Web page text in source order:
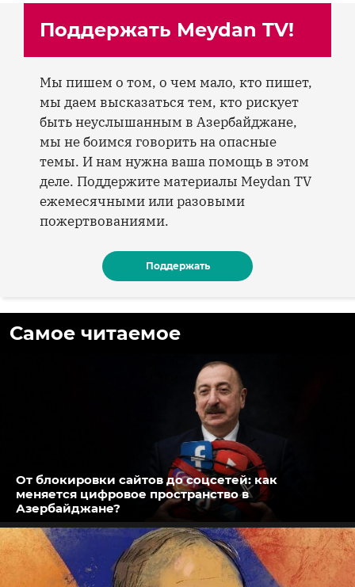
Поддержать Meydan TV!
Мы пишем о том, о чем мало, кто пишет,
мы даем высказаться тем, кто рискует
быть неуслышанным в Азербайджане,
мы не боимся говорить на опасные
темы. И нам нужна ваша помощь в этом
деле. Поддержите материалы Meydan TV
ежемесячными или разовыми
пожертвованиями.
Поддержать
Самое читаемое
От блокировки сайтов до соцсетей: как
меняется цифровое пространство в
Азербайджане?